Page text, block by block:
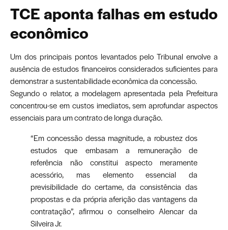
TCE aponta falhas em estudo
econômico
Um dos principais pontos levantados pelo Tribunal envolve a
ausência de estudos financeiros considerados suficientes para
demonstrar a sustentabilidade econômica da concessão.
Segundo o relator, a modelagem apresentada pela Prefeitura
concentrou-se em custos imediatos, sem aprofundar aspectos
essenciais para um contrato de longa duração.
“Em concessão dessa magnitude, a robustez dos
estudos que embasam a remuneração de
referência não constitui aspecto meramente
acessório, mas elemento essencial da
previsibilidade do certame, da consistência das
propostas e da própria aferição das vantagens da
contratação”, afirmou o conselheiro Alencar da
Silveira Jr.